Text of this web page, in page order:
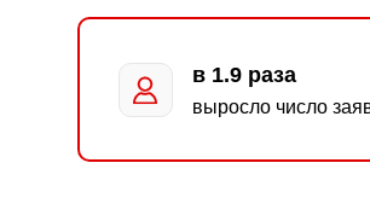
в 1.9 раза
выросло число